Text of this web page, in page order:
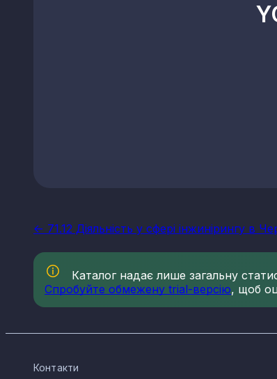
<- 71.12 Діяльність у сфері інжинірингу в
Каталог надає лише загальну
Спробуйте обмежену trial-версію, щоб
Контакти